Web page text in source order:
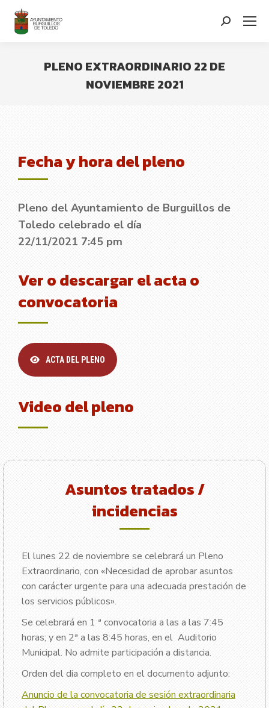
contenido
Search:
PLENO EXTRAORDINARIO 22 DE
NOVIEMBRE 2021
Fecha y hora del pleno
Pleno del Ayuntamiento de Burguillos de
Toledo celebrado el día
22/11/2021 7:45 pm
Ver o descargar el acta o
convocatoria
ACTA DEL PLENO
Video del pleno
Asuntos tratados /
incidencias
El lunes 22 de noviembre se celebrará un Pleno
Extraordinario, con «Necesidad de aprobar asuntos
con carácter urgente para una adecuada prestación de
los servicios públicos».
Se celebrará en 1 ª convocatoria a las a las 7:45
horas; y en 2ª a las 8:45 horas, en el Auditorio
Municipal. No admite participación a distancia.
Orden del dia completo en el documento adjunto:
Anuncio de la convocatoria de sesión extraordinaria